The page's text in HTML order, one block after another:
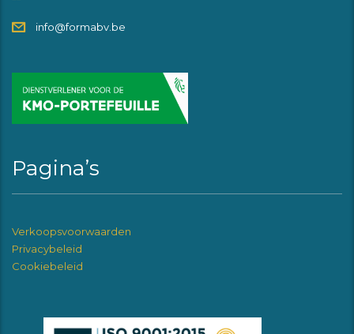
info@formabv.be
Pagina’s
Verkoopsvoorwaarden
Privacybeleid
Cookiebeleid